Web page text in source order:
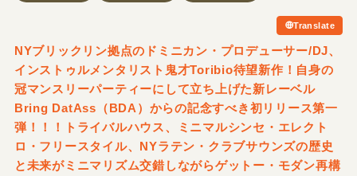
Translate
NYブリックリン拠点のドミニカン・プロデューサー/DJ、
インストゥルメンタリスト鬼才Toribio待望新作！自身の
冠マンスリーパーティーにして立ち上げた新レーベル
Bring DatAss（BDA）からの記念すべき初リリース第一
弾！！！トライバルハウス、ミニマルシンセ・エレクト
ロ・フリースタイル、NYラテン・クラブサウンズの歴史
と未来がミニマリズム交錯しながらゲットー・モダン再構